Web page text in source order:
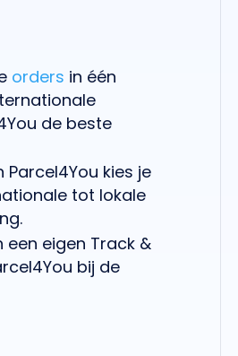
orders in één
de beste
kies je
tot lokale
een eigen Track &
bij de